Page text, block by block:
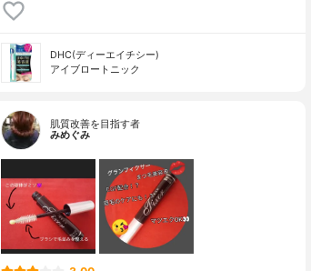
DHC(ディーエイチシー)
アイブロートニック
肌質改善を目指す者
みめぐみ